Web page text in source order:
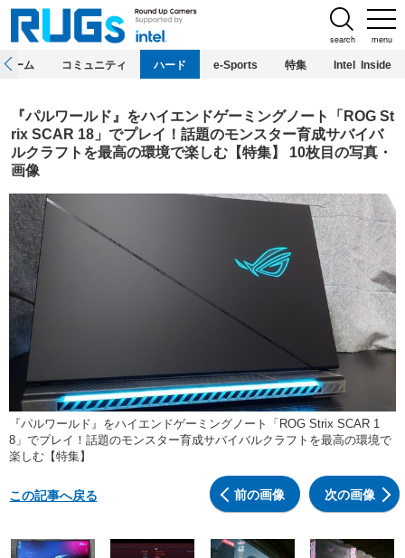
menu
search
ホーム コミュニティ ハード e-Sports 特集 Intel Inside
『パルワールド』をハイエンドゲーミングノート「ROG St
rix SCAR 18」でプレイ！話題のモンスター育成サバイバ
ルクラフトを最高の環境で楽しむ【特集】 10枚目の写真・
画像
『パルワールド』をハイエンドゲーミングノート「ROG Strix SCAR 1
8」でプレイ！話題のモンスター育成サバイバルクラフトを最高の環境で
楽しむ【特集】
前の画像 次の画像
この記事へ戻る